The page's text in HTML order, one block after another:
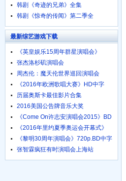
韩剧《奇迹的兄弟》全集
韩剧《惊奇的传闻》第二季全
最新综艺游戏下载
《英皇娱乐15周年群星演唱会》
720p.BD粤语中字
张杰洛杉矶演唱会
周杰伦：魔天伦世界巡回演唱会
《2016年欧洲歌唱大赛》HD中字
1024高清
历届奥斯卡最佳影片合集
2016美国公告牌音乐大奖
《Come On许志安演唱会2015》BD
粤语中字
《2016年里约夏季奥运会开幕式》
HD国语
《黎明30周年演唱会》720p.BD中字
张智霖疯狂有时演唱会上海站